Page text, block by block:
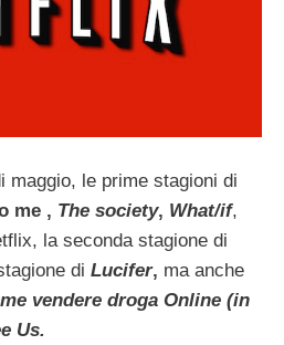
maggio, le prime stagioni di
me , The society, What/if,
la seconda stagione di
di Lucifer, ma anche
vendere droga Online (in
Us.